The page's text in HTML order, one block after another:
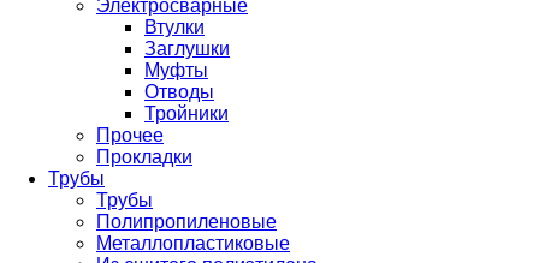
Электросварные
Втулки
Заглушки
Муфты
Отводы
Тройники
Прочее
Прокладки
Трубы
Трубы
Полипропиленовые
Металлопластиковые